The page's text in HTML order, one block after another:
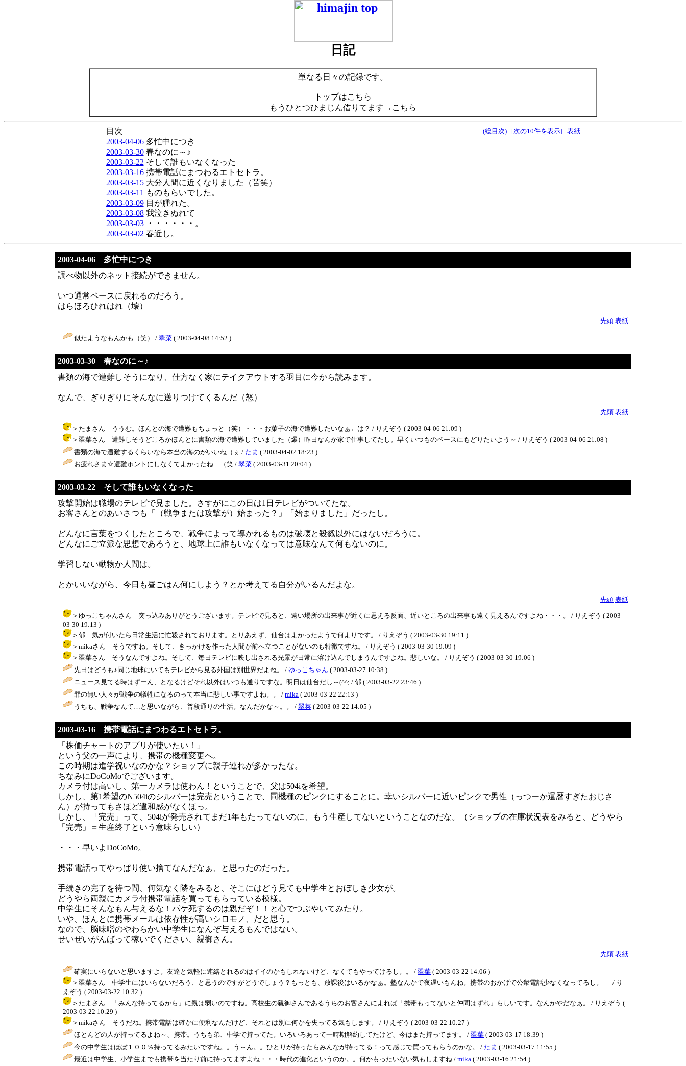
日記
単なる日々の記録です。
トップはこちら
もうひとつひまじん借りてます→こちら
目次 (総目次) [次の10件を表示] 表紙
2003-04-06多忙中につき
2003-03-30春なのに～♪
2003-03-22 そして誰もいなくなった
2003-03-16携帯電話にまつわるエトセトラ。
2003-03-15大分人間に近くなりました（苦笑）
2003-03-11 ものもらいでした。
2003-03-09目が腫れた。
2003-03-08我泣きぬれて
2003-03-03・・・・・・。
2003-03-02 春近し。
2003-04-06 多忙中につき
調べ物以外のネット接続ができません。
いつ通常ペースに戻れるのだろう。
はらほろひれはれ（壊）
先頭 表紙
似たようなもんかも（笑） / 翠菜 ( 2003-04-08 14:52 )
2003-03-30 春なのに～♪
書類の海で遭難しそうになり、仕方なく家にテイクアウトする羽目に今から読みます。
なんで、ぎりぎりにそんなに送りつけてくるんだ（怒）
先頭 表紙
＞たまさん ううむ。ほんとの海で遭難もちょっと（笑）・・・お菓子の海で遭難したいなぁ←は？ / りえぞう ( 2003-04-06 21:09 )
＞翠菜さん 遭難しそうどころかほんとに書類の海で遭難していました（爆）昨日なんか家で仕事してたし。早くいつものペースにもどりたいよう～ / りえぞう ( 2003-04-06 21:08 )
書類の海で遭難するくらいなら本当の海のがいいね（ぇ / たま ( 2003-04-02 18:23 )
お疲れさま☆遭難ホントにしなくてよかったね…（笑 / 翠菜 ( 2003-03-31 20:04 )
2003-03-22 そして誰もいなくなった
攻撃開始は職場のテレビで見ました。さすがにこの日は1日テレビがついてたな。
お客さんとのあいさつも「（戦争または攻撃が）始まった？」「始まりました」だったし。
どんなに言葉をつくしたところで、戦争によって導かれるものは破壊と殺戮以外にはないだろうに。
どんなにご立派な思想であろうと、地球上に誰もいなくなっては意味なんて何もないのに。
学習しない動物か人間は。
とかいいながら、今日も昼ごはん何にしよう？とか考えてる自分がいるんだよな。
先頭 表紙
＞ゆっこちゃんさん 突っ込みありがとうございます。テレビで見ると、遠い場所の出来事が近くに思える反面、近いところの出来事も遠く見えるんですよね・・・。 / りえぞう ( 2003-
03-30 19:13 )
＞郁 気が付いたら日常生活に忙殺されております。とりあえず、仙台はよかったようで何よりです。 / りえぞう ( 2003-03-30 19:11 )
＞mikaさん そうですね。そして、きっかけを作った人間が前へ立つことがないのも特徴ですね。 / りえぞう ( 2003-03-30 19:09 )
＞翠菜さん そうなんですよね。そして、毎日テレビに映し出される光景が日常に溶け込んでしまうんですよね。悲しいな。 / りえぞう ( 2003-03-30 19:06 )
先日はどうも♪同じ地球にいてもテレビから見る外国は別世界だよね。 / ゆっこちゃん ( 2003-03-27 10:38 )
ニュース見てる時はずーん、となるけどそれ以外はいつも通りですな。明日は仙台だし～(^^; / 郁 ( 2003-03-22 23:46 )
罪の無い人々が戦争の犠牲になるのって本当に悲しい事ですよね。。 / mika ( 2003-03-22 22:13 )
うちも、戦争なんて…と思いながら、普段通りの生活。なんだかな～。。 / 翠菜 ( 2003-03-22 14:05 )
2003-03-16 携帯電話にまつわるエトセトラ。
「株価チャートのアプリが使いたい！」
という父の一声により、携帯の機種変更へ。
この時期は進学祝いなのかな？ショップに親子連れが多かったな。
ちなみにDoCoMoでございます。
カメラ付は高いし、第一カメラは使わん！ということで、父は504iを希望。
しかし、第1希望のN504iのシルバーは完売ということで、同機種のピンクにすることに。幸いシルバーに近いピンクで男性（っつーか還暦すぎたおじさ
ん）が持ってもさほど違和感がなくほっ。
しかし、「完売」って、504iが発売されてまだ1年もたってないのに、もう生産してないということなのだな。（ショップの在庫状況表をみると、どうやら
「完売」＝生産終了という意味らしい）
・・・早いよDoCoMo。
携帯電話ってやっぱり使い捨てなんだなぁ、と思ったのだった。
手続きの完了を待つ間、何気なく隣をみると、そこにはどう見ても中学生とおぼしき少女が。
どうやら両親にカメラ付携帯電話を買ってもらっている模様。
中学生にそんなもん与えるな！パケ死するのは親だぞ！！と心でつぶやいてみたり。
いや、ほんとに携帯メールは依存性が高いシロモノ、だと思う。
なので、脳味噌のやわらかい中学生になんぞ与えるもんではない。
せいぜいがんばって稼いでください、親御さん。
先頭 表紙
確実にいらないと思いますよ。友達と気軽に連絡とれるのはイイのかもしれないけど、なくてもやってけるし。。 / 翠菜 ( 2003-03-22 14:06 )
＞翠菜さん 中学生にはいらないだろう、と思うのですがどうでしょう？もっとも、放課後はいるかなぁ。塾なんかで夜遅いもんね。携帯のおかげで公衆電話少なくなってるし。 / り
えぞう ( 2003-03-22 10:32 )
＞たまさん 「みんな持ってるから」に親は弱いのですね。高校生の親御さんであるうちのお客さんによれば「携帯もってないと仲間はずれ」らしいです。なんかやだなぁ。 / りえぞう (
2003-03-22 10:29 )
＞mikaさん そうだね。携帯電話は確かに便利なんだけど、それとは別に何かを失ってる気もします。 / りえぞう ( 2003-03-22 10:27 )
ほとんどの人が持ってるよね～、携帯。うちも弟、中学で持ってた。いろいろあって一時期解約してたけど、今はまた持ってます。 / 翠菜 ( 2003-03-17 18:39 )
今の中学生はほぼ１００％持ってるみたいですね。。う～ん。。ひとりが持ったらみんなが持ってる！って感じで買ってもらうのかな。 / たま ( 2003-03-17 11:55 )
最近は中学生、小学生までも携帯を当たり前に持ってますよね・・・時代の進化というのか。。何かもったいない気もしますね / mika ( 2003-03-16 21:54 )